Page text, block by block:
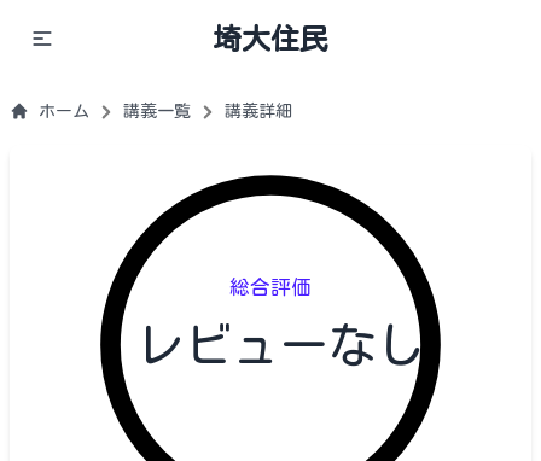
埼大住民
ホーム 講義一覧 講義詳細
総合評価
レビューなし